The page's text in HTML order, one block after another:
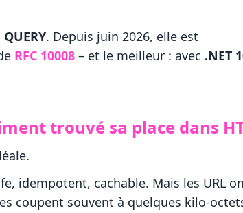
QUERY. Depuis juin 2026, elle est
RFC 10008 – et le meilleur : avec .NET
trouvé sa place dans
idempotent, cachable. Mais les URL
coupent souvent à quelques kilo-